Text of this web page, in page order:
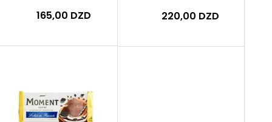
165,00 DZD 220,00 DZD